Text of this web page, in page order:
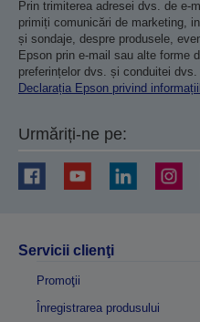
Prin trimiterea adresei dvs. de e-
primiți comunicări de marketing,
și sondaje, despre produsele,
Epson prin e-mail sau alte forme
preferințelor dvs. și conduitei
Declarația Epson privind
Urmăriți-ne pe:
Servicii clienţi
Promoţii
Înregistrarea produsului